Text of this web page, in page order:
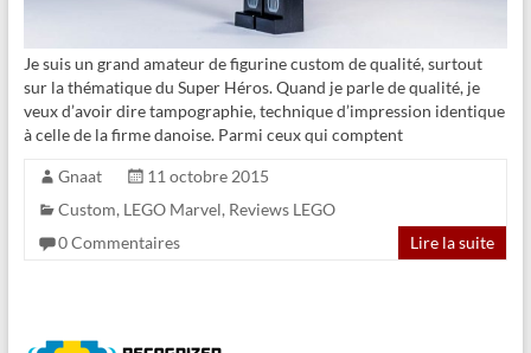
Je suis un grand amateur de figurine custom de qualité, surtout
sur la thématique du Super Héros. Quand je parle de qualité, je
veux d’avoir dire tampographie, technique d’impression identique
à celle de la firme danoise. Parmi ceux qui comptent
Gnaat
11 octobre 2015
Custom, LEGO Marvel, Reviews LEGO
0 Commentaires
Lire la suite